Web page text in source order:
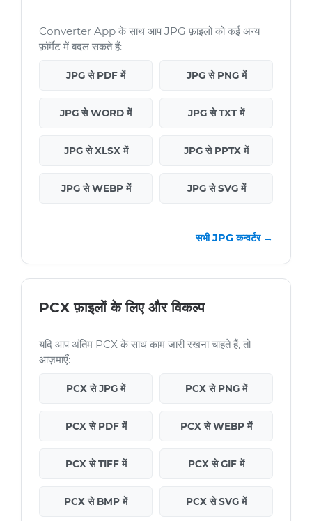
Converter App के साथ आप JPG फ़ाइलों को कई अन्य
फ़ॉर्मैट में बदल सकते हैं:
JPG से PDF में JPG से PNG में
JPG से WORD में JPG से TXT में
JPG से XLSX में JPG से PPTX में
JPG से WEBP में JPG से SVG में
सभी JPG कन्वर्टर →
PCX फ़ाइलों के लिए और विकल्प
यदि आप अंतिम PCX के साथ काम जारी रखना चाहते हैं, तो
आज़माएँ:
PCX से JPG में PCX से PNG में
PCX से PDF में PCX से WEBP में
PCX से TIFF में PCX से GIF में
PCX से BMP में PCX से SVG में